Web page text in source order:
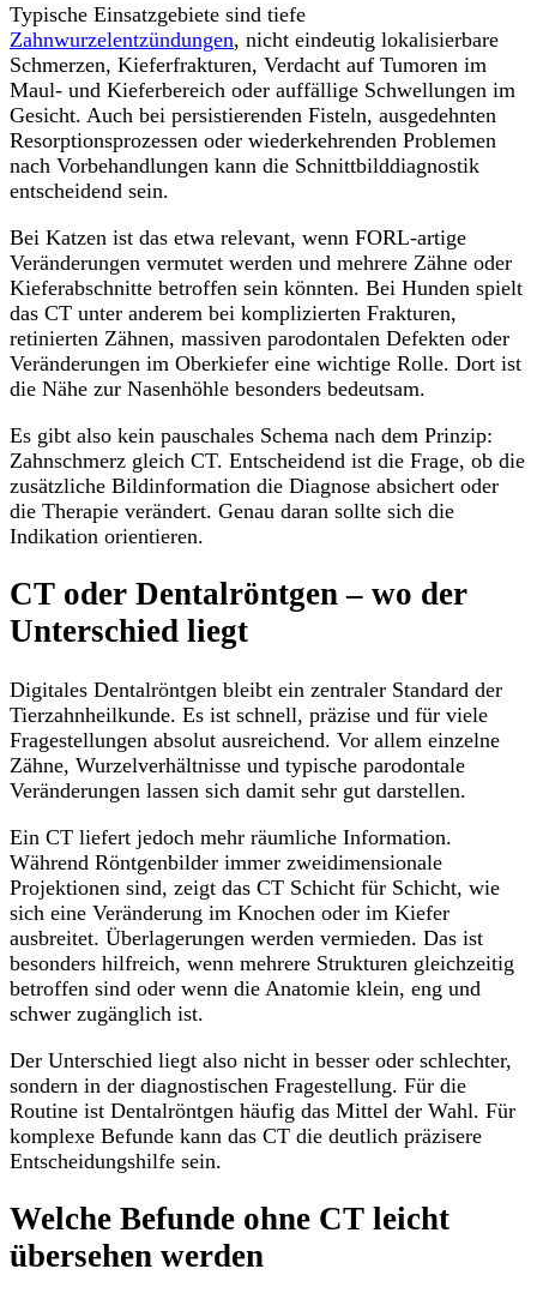
Typische Einsatzgebiete sind tiefe
Zahnwurzelentzündungen, nicht eindeutig lokalisierbare
Schmerzen, Kieferfrakturen, Verdacht auf Tumoren im
Maul- und Kieferbereich oder auffällige Schwellungen im
Gesicht. Auch bei persistierenden Fisteln, ausgedehnten
Resorptionsprozessen oder wiederkehrenden Problemen
nach Vorbehandlungen kann die Schnittbilddiagnostik
entscheidend sein.
Bei Katzen ist das etwa relevant, wenn FORL-artige
Veränderungen vermutet werden und mehrere Zähne oder
Kieferabschnitte betroffen sein könnten. Bei Hunden spielt
das CT unter anderem bei komplizierten Frakturen,
retinierten Zähnen, massiven parodontalen Defekten oder
Veränderungen im Oberkiefer eine wichtige Rolle. Dort ist
die Nähe zur Nasenhöhle besonders bedeutsam.
Es gibt also kein pauschales Schema nach dem Prinzip:
Zahnschmerz gleich CT. Entscheidend ist die Frage, ob die
zusätzliche Bildinformation die Diagnose absichert oder
die Therapie verändert. Genau daran sollte sich die
Indikation orientieren.
CT oder Dentalröntgen – wo der
Unterschied liegt
Digitales Dentalröntgen bleibt ein zentraler Standard der
Tierzahnheilkunde. Es ist schnell, präzise und für viele
Fragestellungen absolut ausreichend. Vor allem einzelne
Zähne, Wurzelverhältnisse und typische parodontale
Veränderungen lassen sich damit sehr gut darstellen.
Ein CT liefert jedoch mehr räumliche Information.
Während Röntgenbilder immer zweidimensionale
Projektionen sind, zeigt das CT Schicht für Schicht, wie
sich eine Veränderung im Knochen oder im Kiefer
ausbreitet. Überlagerungen werden vermieden. Das ist
besonders hilfreich, wenn mehrere Strukturen gleichzeitig
betroffen sind oder wenn die Anatomie klein, eng und
schwer zugänglich ist.
Der Unterschied liegt also nicht in besser oder schlechter,
sondern in der diagnostischen Fragestellung. Für die
Routine ist Dentalröntgen häufig das Mittel der Wahl. Für
komplexe Befunde kann das CT die deutlich präzisere
Entscheidungshilfe sein.
Welche Befunde ohne CT leicht
übersehen werden